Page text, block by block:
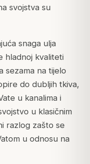
svojstva su
snaga ulja
hladnoj kvaliteti
sezama na tijelo
do dubljih tkiva,
u kanalima i
u klasičnim
razlog zašto se
u odnosu na